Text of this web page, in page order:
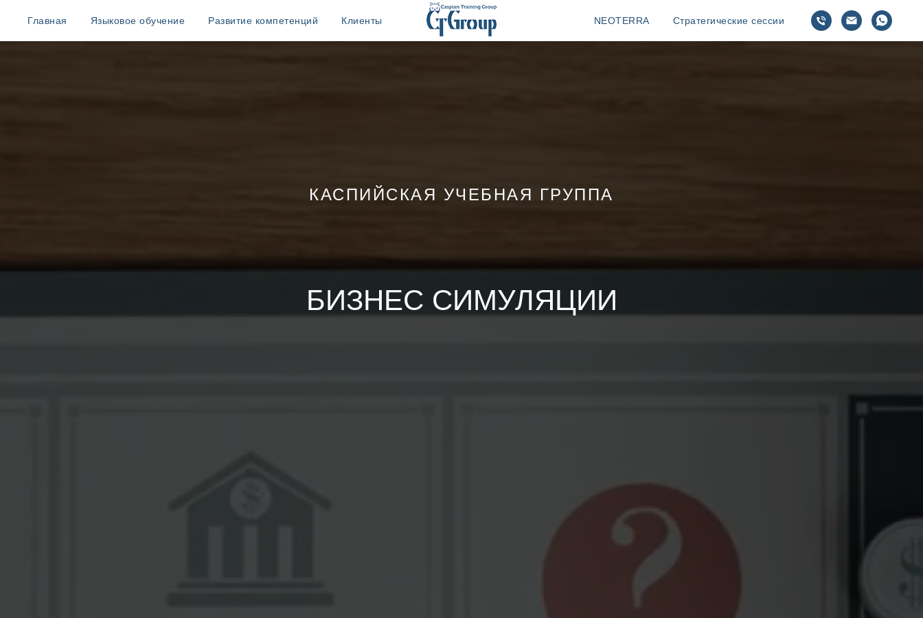
Главная Языковое обучение Развитие компетенций Клиенты NEOTERRA Стратегические сессии
БИЗНЕС СИМУЛЯЦИИ
КАСПИЙСКАЯ УЧЕБНАЯ ГРУППА